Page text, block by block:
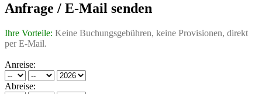
Anfrage / E-Mail senden
Ihre Vorteile: Keine Buchungsgebühren, keine Provisionen, direkt
per E-Mail.
Anreise:
Abreise: